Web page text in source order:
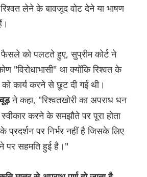
रिश्वत लेने के बावजूद वोट देने या भाषण
फैसले को पलटते हुए, सुप्रीम कोर्ट ने
"विरोधाभासी" था क्योंकि रिश्वत के
को कार्य करने से छूट दी गई थी।
ने कहा, "रिश्वतखोरी का अपराध धन
करने के समझौते पर पूरा होता
पर निर्भर नहीं है जिसके लिए
पर सहमति हुई है।"